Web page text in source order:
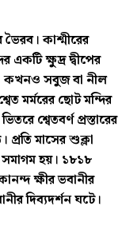
ভৈরব। কাশ্মীরের
একটি ক্ষুদ্র দ্বীপের
কখনও সবুজ বা নীল
মর্মরের ছোট মন্দির
শ্বেতবর্ণ প্রস্তারের
প্রতি মাসের শুক্লা
সমাগম হয়। ১৮১৮
ক্ষীর ভবানীর
দিব্যদর্শন ঘটে।